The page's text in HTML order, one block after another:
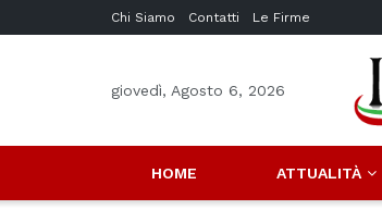
Chi Siamo Contatti Le Firme
giovedì, Agosto 6, 2026
HOME ATTUALITÀ